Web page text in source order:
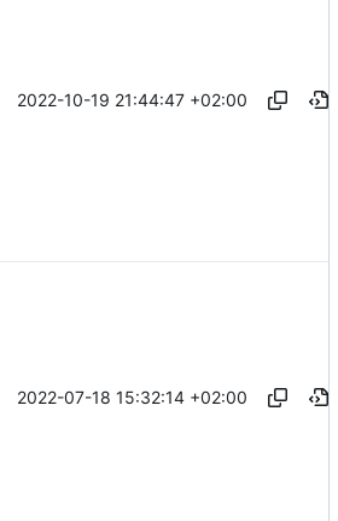
2022-10-19 21:44:47 +02:00
2022-07-18 15:32:14 +02:00